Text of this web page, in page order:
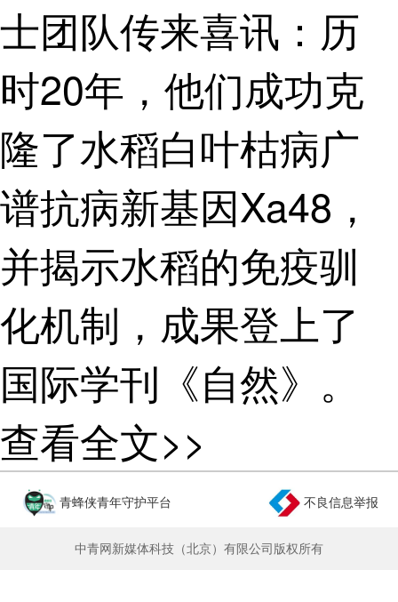
士团队传来喜讯：历
时20年，他们成功克
隆了水稻白叶枯病广
谱抗病新基因Xa48，
并揭示水稻的免疫驯
化机制，成果登上了
国际学刊《自然》。
何祖华顾不上“庆
祝”，匆匆赶往位于海
南陵水的南繁基地，
查看全文>>
青蜂侠青年守护平台 不良信息举报
中青网新媒体科技（北京）有限公司版权所有